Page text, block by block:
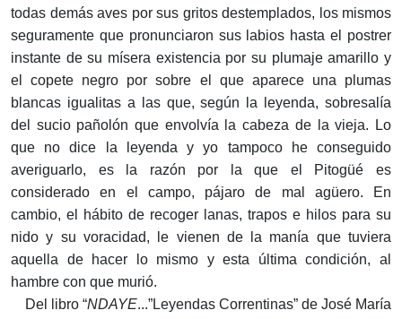
todas demás aves por sus gritos destemplados, los mismos
seguramente que pronunciaron sus labios hasta el postrer
instante de su mísera existencia por su plumaje amarillo y
el copete negro por sobre el que aparece una plumas
blancas igualitas a las que, según la leyenda, sobresalía
del sucio pañolón que envolvía la cabeza de la vieja. Lo
que no dice la leyenda y yo tampoco he conseguido
averiguarlo, es la razón por la que el Pitogüé es
considerado en el campo, pájaro de mal agüero. En
cambio, el hábito de recoger lanas, trapos e hilos para su
nido y su voracidad, le vienen de la manía que tuviera
aquella de hacer lo mismo y esta última condición, al
hambre con que murió.
Del libro “NDAYE...”Leyendas Correntinas” de José María